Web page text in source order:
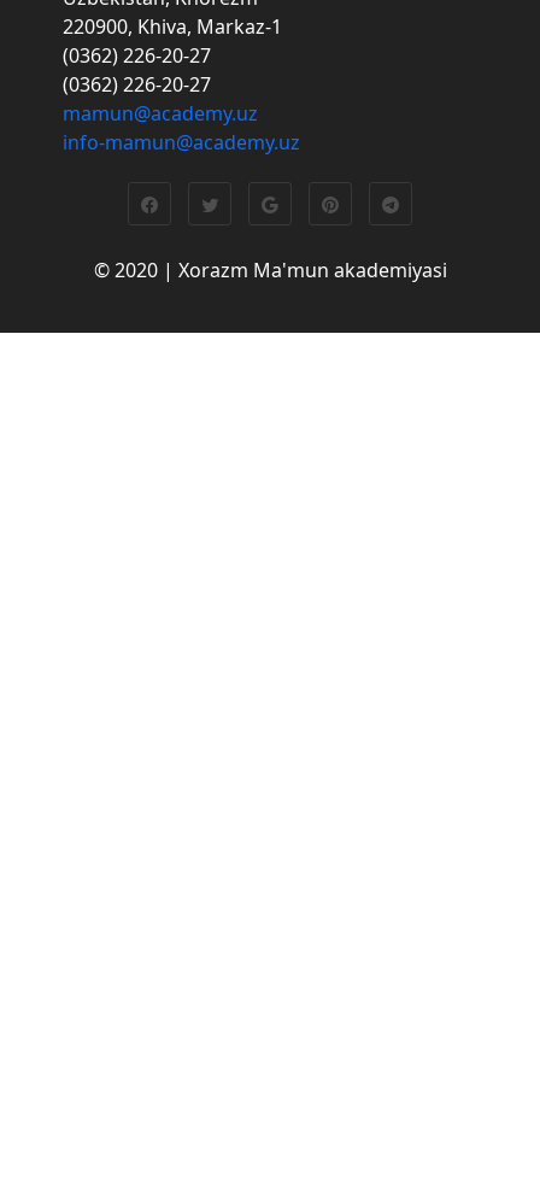
220900, Khiva, Markaz-1
(0362) 226-20-27
(0362) 226-20-27
mamun@academy.uz
info-mamun@academy.uz
© 2020 | Xorazm Ma'mun akademiyasi